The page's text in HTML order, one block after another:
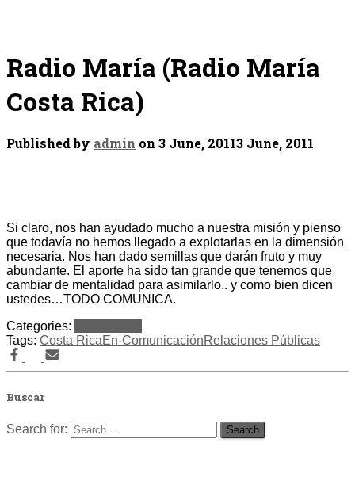
Radio María (Radio María
Costa Rica)
Published by admin on 3 June, 20113 June, 2011
Si claro, nos han ayudado mucho a nuestra misión y pienso
que todavía no hemos llegado a explotarlas en la dimensión
necesaria. Nos han dado semillas que darán fruto y muy
abundante. El aporte ha sido tan grande que tenemos que
cambiar de mentalidad para asimilarlo.. y como bien dicen
ustedes…TODO COMUNICA.
Categories:
Tags: Costa RicaEn-ComunicaciónRelaciones Públicas
Buscar
Search for: